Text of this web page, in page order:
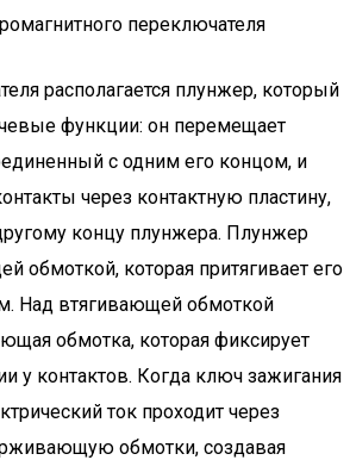
переключателя
располагается плунжер, который
функции: он перемещает
с одним его концом, и
через контактную пластину,
концу плунжера. Плунжер
обмоткой, которая притягивает его
Над втягивающей обмоткой
обмотка, которая фиксирует
у контактов. Когда ключ зажигания
ток проходит через
обмотки, создавая